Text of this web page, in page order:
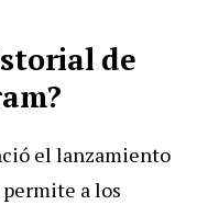
de
el lanzamiento
a los